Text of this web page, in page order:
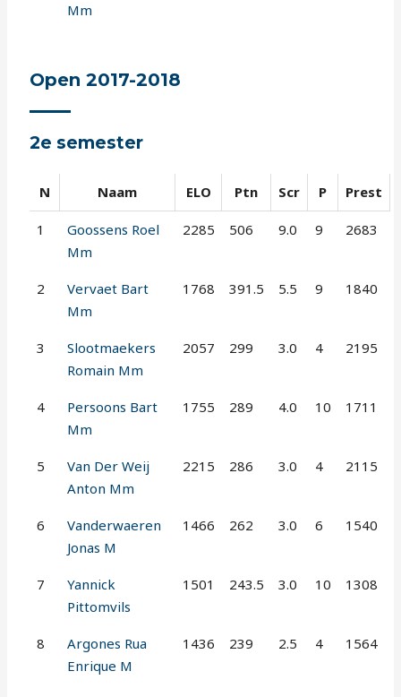
Mm
Open 2017-2018
2e semester
N Naam ELO Ptn Scr P Prest
1
Goossens Roel
Mm
2285 506 9.0 9 2683
2
Vervaet Bart
Mm
1768 391.5 5.5 9 1840
3
Slootmaekers
Romain Mm
2057 299 3.0 4 2195
4
Persoons Bart
Mm
1755 289 4.0 10 1711
5
Van Der Weij
Anton Mm
2215 286 3.0 4 2115
6
Vanderwaeren
Jonas M
1466 262 3.0 6 1540
7
Yannick
Pittomvils
1501 243.5 3.0 10 1308
8
Argones Rua
Enrique M
1436 239 2.5 4 1564